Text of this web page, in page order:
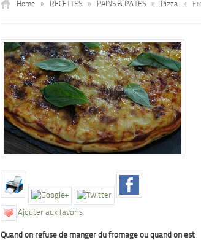
Home » RECETTES » PAINS & PÂTES » Pizza »
Ajouter aux favoris
Quand on refuse de manger du fromage ou quand on est